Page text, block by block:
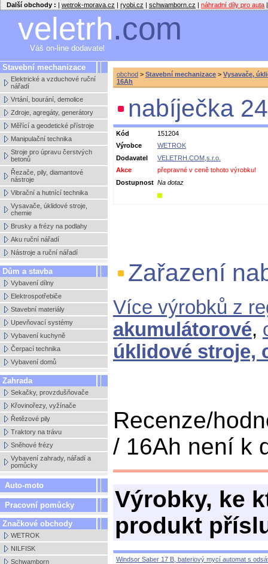
Další obchody : | wetrok-morava.cz | ryobi.cz | schwamborn.cz | náhradní díly pro auta |
veletrh.com
Váš on-line dodavatel
Stavební mechanizace
Elektrické a vzduchové ruční
nářadí
Vrtání, bourání, demolice
Zdroje, agregáty, generátory
Měřící a geodetické přístroje
Manipulační technika
Stroje pro úpravu čerstvých
betonů
Řezače, pily, diamantové
nástroje
Vibrační a hutnící technika
Vysavače, úklidové stroje,
chemie
Brusky a frézy na podlahy
Aku ruční nářadí
Nástroje a ruční nářadí
Dům a stavba
Vybavení dílny
Elektrospotřebiče
Stavební materiály
Upevňovací systémy
Vybavení kuchyně
Čerpací technika
Vybavení domů
Zahrada
Sekačky, provzdušňovače
Křovinořezy, vyžínače
Řetězové pily
Traktory na trávu
Sněhové frézy
Vybavení zahrady, nářadí a
pomůcky
Auto-moto
Pracovní pomůcky
Značkové obchody
WETROK
NILFISK
Schwamborn
obchod > Stavební mechanizace > Vysavače,
16Ah
nabíječka
Kód
151204
Výrobce
WETROK
Dodavatel
VELETRH.COM,s.r.o.
Akce
přepravné v ceně tohoto výrobku!
Dostupnost Na dotaz
Zařazení
Více výrobků z
akumulátorové,
úklidové stroje,
Recenze/
/ 16Ah není k
Výrobky, ke
produkt
Windsor Saber 17 B, bateriový mycí automat s